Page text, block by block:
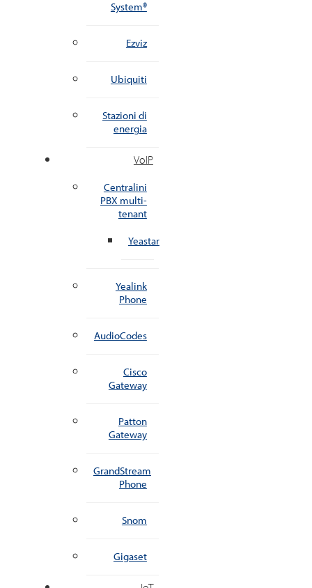
System®
Ezviz
Ubiquiti
Stazioni di
energia
VoIP
Centralini
PBX multi-
tenant
Yeastar
Yealink
Phone
AudioCodes
Cisco
Gateway
Patton
Gateway
GrandStream
Phone
Snom
Gigaset